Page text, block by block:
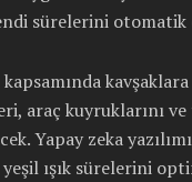
sürelerini otomatik
araç kuyruklarını
Yapay zeka
yeşil ışık sürelerini